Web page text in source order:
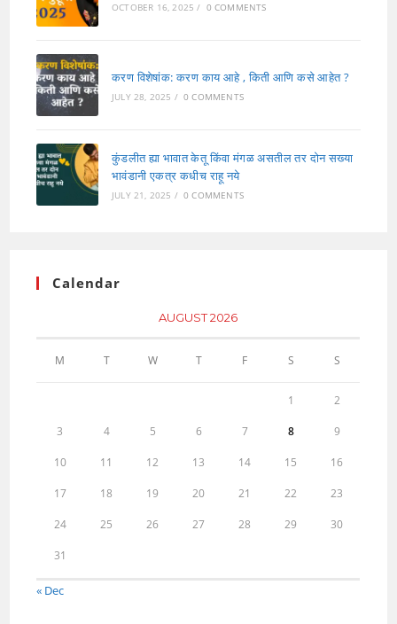
OCTOBER 16, 2025 / 0 COMMENTS
करण विशेषांक: करण काय आहे , किती आणि कसे आहेत ?
JULY 28, 2025 / 0 COMMENTS
कुंडलीत ह्या भावात केतू किंवा मंगळ असतील तर दोन सख्या
भावंडानी एकत्र कधीच राहू नये
JULY 21, 2025 / 0 COMMENTS
Calendar
AUGUST 2026
M T W T F S S
1 2
3 4 5 6 7 8 9
10 11 12 13 14 15 16
17 18 19 20 21 22 23
24 25 26 27 28 29 30
31
« Dec